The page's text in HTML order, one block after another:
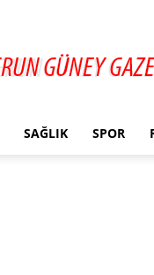
SAĞLIK SPOR